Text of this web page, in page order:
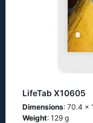
LifeTab X10605
Dimensions: 70.4 x
Weight: 129 g